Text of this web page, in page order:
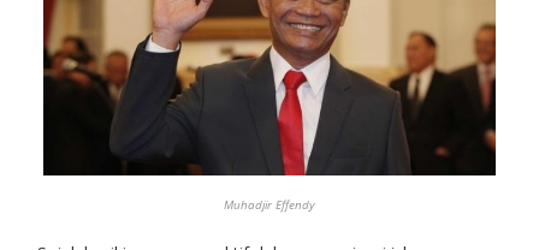
Muhadjir Effendy